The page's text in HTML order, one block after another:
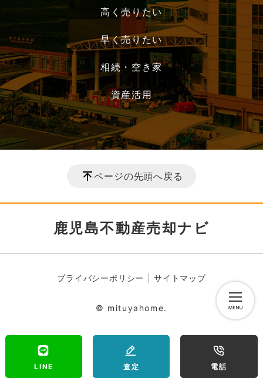
LINE 査定 電話
高く売りたい
早く売りたい
相続・空き家
資産活用
ページの先頭へ戻る
鹿児島不動産売却ナビ
プライバシーポリシー サイトマップ
© mituyahome.